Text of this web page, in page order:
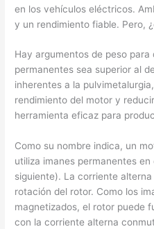
en los vehículos eléctricos.
y un rendimiento fiable. Pero,
Hay argumentos de peso
permanentes sea superior al
inherentes a la
rendimiento del motor y
herramienta eficaz para
Como su nombre indica, un
utiliza imanes permanentes
siguiente). La corriente
rotación del rotor. Como los
magnetizados, el rotor puede
con la corriente alterna